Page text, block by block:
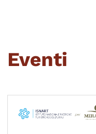
Eventi